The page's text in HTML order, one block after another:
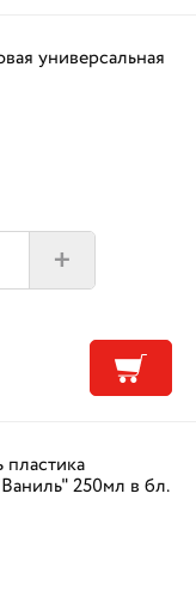
универсальная
+
250мл в бл.